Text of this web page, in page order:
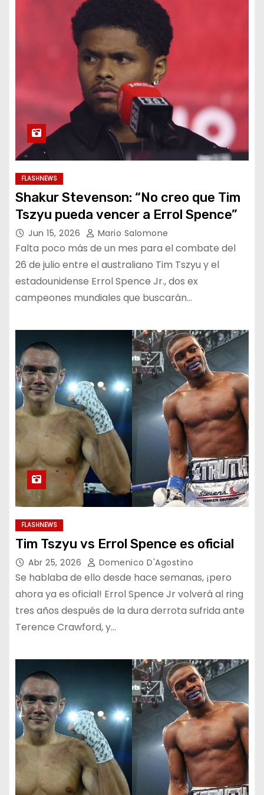
FLASHNEWS
Shakur Stevenson: “No creo que Tim
Tszyu pueda vencer a Errol Spence”
Jun 15, 2026 Mario Salomone
Falta poco más de un mes para el combate del
26 de julio entre el australiano Tim Tszyu y el
estadounidense Errol Spence Jr., dos ex
campeones mundiales que buscarán…
FLASHNEWS
Tim Tszyu vs Errol Spence es oficial
Abr 25, 2026 Domenico D'Agostino
Se hablaba de ello desde hace semanas, ¡pero
ahora ya es oficial! Errol Spence Jr volverá al ring
tres años después de la dura derrota sufrida ante
Terence Crawford, y…